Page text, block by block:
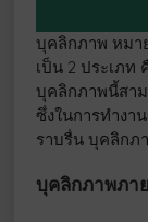
บุคลิกภาพ หมา
เป็น 2 ประเภ
บุคลิกภาพนี้สา
ซึ่งในการทำงา
ราบรื่น บุคลิกภ
บุคลิกภาพภา